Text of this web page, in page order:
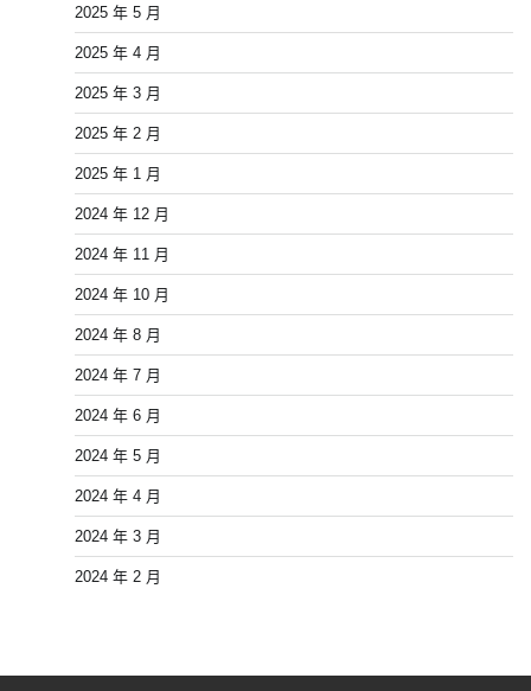
2025 年 5 月
2025 年 4 月
2025 年 3 月
2025 年 2 月
2025 年 1 月
2024 年 12 月
2024 年 11 月
2024 年 10 月
2024 年 8 月
2024 年 7 月
2024 年 6 月
2024 年 5 月
2024 年 4 月
2024 年 3 月
2024 年 2 月